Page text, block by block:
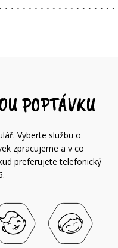
POPTÁVKU
Vyberte službu o
zpracujeme a v co
preferujete telefonický